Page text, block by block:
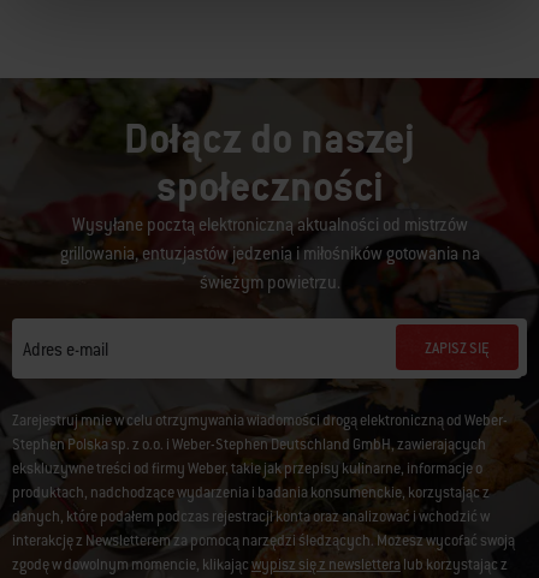
Dołącz do naszej
społeczności
Wysyłane pocztą elektroniczną aktualności od mistrzów
grillowania, entuzjastów jedzenia i miłośników gotowania na
świeżym powietrzu.
Adres e-mail ZAPISZ SIĘ
Zarejestruj mnie w celu otrzymywania wiadomości drogą elektroniczną od Weber-
Stephen Polska sp. z o.o. i Weber-Stephen Deutschland GmbH, zawierających
ekskluzywne treści od firmy Weber, takie jak przepisy kulinarne, informacje o
produktach, nadchodzące wydarzenia i badania konsumenckie, korzystając z
danych, które podałem podczas rejestracji konta oraz analizować i wchodzić w
interakcję z Newsletterem za pomocą narzędzi śledzących. Możesz wycofać swoją
zgodę w dowolnym momencie, klikającwypisz się z newslettera lub korzystając z